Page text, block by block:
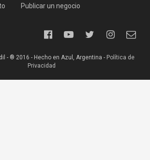
Publicar un negocio
- ® 2016 - Hecho en Azul, Argentina - Política de
Privacidad